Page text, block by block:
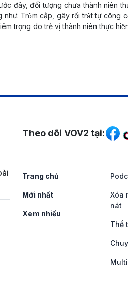
đây, đối tượng chưa thành niên
như: Trộm cắp, gây rối trật tự công
trọng do trẻ vị thành niên thực
Mạng xã hội
Theo dõi VOV2 tại:
Trang chủ
Mới nhất
Xem nhiều
Xóa
nát
Thể